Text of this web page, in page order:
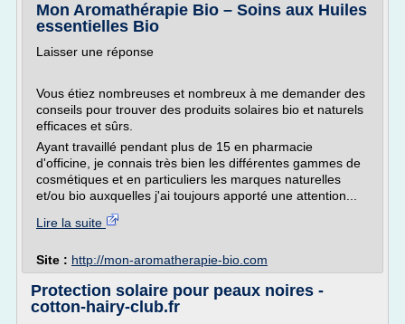
Mon Aromathérapie Bio – Soins aux Huiles
essentielles Bio
Laisser une réponse
Vous étiez nombreuses et nombreux à me demander des
conseils pour trouver des produits solaires bio et naturels
efficaces et sûrs.
Ayant travaillé pendant plus de 15 en pharmacie
d'officine, je connais très bien les différentes gammes de
cosmétiques et en particuliers les marques naturelles
et/ou bio auxquelles j'ai toujours apporté une attention...
Lire la suite
Site : http://mon-aromatherapie-bio.com
Protection solaire pour peaux noires -
cotton-hairy-club.fr